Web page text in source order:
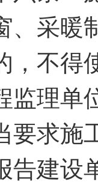
、采暖
不得
理单位
要求施
告建设